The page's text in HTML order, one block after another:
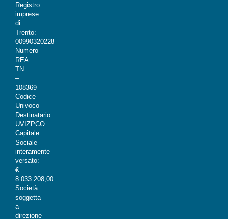
Registro
imprese
di
Trento:
00990320228
Numero
REA:
TN
–
108369
Codice
Univoco
Destinatario:
UVIZPCO
Capitale
Sociale
interamente
versato:
€
8.033.208,00
Società
soggetta
a
direzione